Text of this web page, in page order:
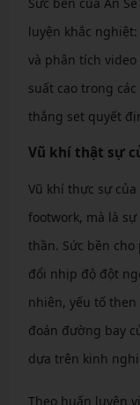
luyện khắc
và phân tích
suất cao trong
thắng set quyết
Vũ khí thật sự
Vũ khí thực sự
footwork, mà là
thần. Sức bền cho
đổi nhịp độ đột
nhiên, yếu tố
đoán đường bay
dựa trên kinh
Theo huấn luyện